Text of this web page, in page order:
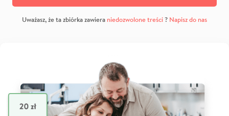
Uważasz, że ta zbiórka zawiera niedozwolone treści? Napisz do nas